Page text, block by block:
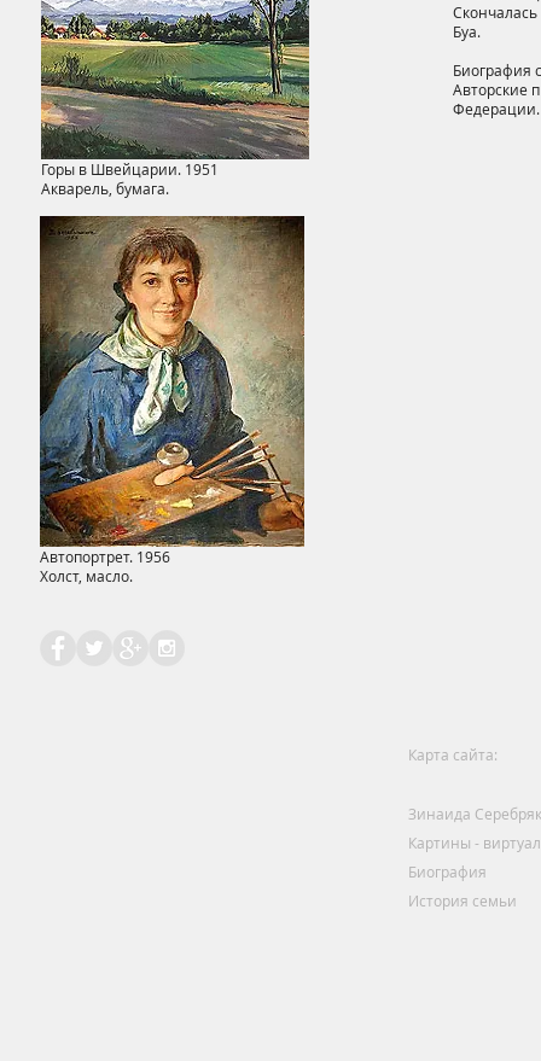
Горы в Швейцарии. 1951
Акварель, бумага.
Автопортрет. 1956
Холст, масло.
Буа.
Биография
Авторские
Федерации.
Зинаида
Картины -
Биография
История семьи
Карта сайта: